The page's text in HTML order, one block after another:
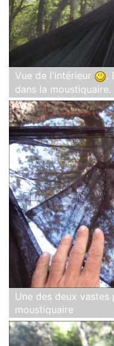
Vue de l'intérieur
.
dans la moustiquaire.
Une des deux vastes
moustiquaire